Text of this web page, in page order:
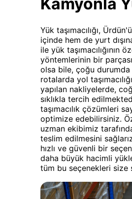
Yük taşımacılığı,
içinde hem de yurt
ile yük taşımacılığının
yöntemlerinin bir
olsa bile, çoğu durumda
rotalarda yol
yapılan nakliyelerde,
sıklıkla tercih
taşımacılık çözümleri
optimize edebilirsiniz.
uzman ekibimiz
teslim edilmesini
hızlı ve güvenli bir
daha büyük hacimli
tüm bu seçenekleri size